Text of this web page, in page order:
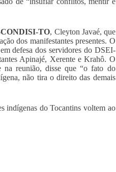
CONDISI-TO, Cleyton Javaé, que
dos manifestantes presentes. O
defesa dos servidores do DSEI-
Apinajé, Xerente e Krahô. O
na reunião, disse que “o fato do
não tira o direito das demais
indígenas do Tocantins voltem ao